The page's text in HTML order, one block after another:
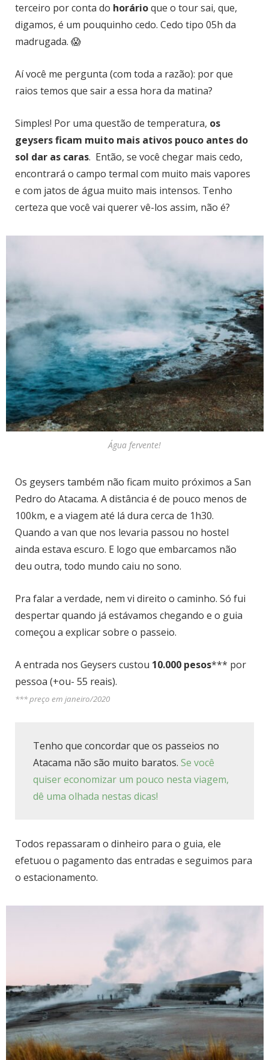
terceiro por conta do horárioque o tour sai, que,
digamos, é um pouquinho cedo. Cedo tipo 05h da
madrugada. 😱
Aí você me pergunta (com toda a razão): por que
raios temos que sair a essa hora da matina?
Simples! Por uma questão de temperatura, os
geysers ficam muito mais ativos pouco antes do
sol dar as caras. Então, se você chegar mais cedo,
encontrará o campo termal com muito mais vapores
e com jatos de água muito mais intensos. Tenho
certeza que você vai querer vê-los assim, não é?
Água fervente!
Os geysers também não ficam muito próximos a San
Pedro do Atacama. A distância é de pouco menos de
100km, e a viagem até lá dura cerca de 1h30.
Quando a van que nos levaria passou no hostel
ainda estava escuro. E logo que embarcamos não
deu outra, todo mundo caiu no sono.
Pra falar a verdade, nem vi direito o caminho. Só fui
despertar quando já estávamos chegando e o guia
começou a explicar sobre o passeio.
A entrada nos Geysers custou 10.000 pesos*** por
pessoa (+ou- 55 reais).
*** preço em janeiro/2020
Tenho que concordar que os passeios no
Atacama não são muito baratos. Se você
quiser economizar um pouco nesta viagem,
dê uma olhada nestas dicas!
Todos repassaram o dinheiro para o guia, ele
efetuou o pagamento das entradas e seguimos para
o estacionamento.